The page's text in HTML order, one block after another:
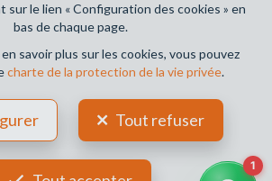
sur le lien « Configuration des cookies » en
bas de chaque page.
savoir plus sur les cookies, vous pouvez
charte de la protection de la vie privée.
Tout refuser
DESIGNED AND DEVELOPED BY
WEBULOUS.IMMO